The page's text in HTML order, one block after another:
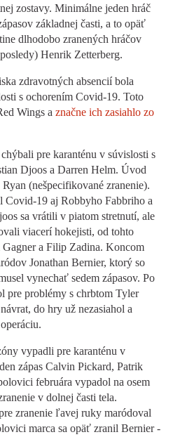
zostavy. Minimálne jeden hráč
základnej časti, a to opäť
dlhodobo zranených hráčov
Henrik Zetterberg.
zdravotných absencií bola
s ochorením Covid-19. Toto
Wings a značne ich zasiahlo zo
pre karanténu v súvislosti s
Djoos a Darren Helm. Úvod
(nešpecifikované zranenie).
Covid-19 aj Robbyho Fabbriho a
sa vrátili v piatom stretnutí, ale
viacerí hokejisti, od tohto
a Filip Zadina. Koncom
Jonathan Bernier, ktorý so
vynechať sedem zápasov. Po
pre problémy s chrbtom Tyler
do hry už nezasiahol a
vypadli pre karanténu v
zápas Calvin Pickard, Patrik
februára vypadol na osem
v dolnej časti tela.
zranenie ľavej ruky maródoval
marca sa opäť zranil Bernier -